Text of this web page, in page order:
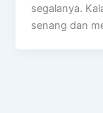
segalanya.
senang dan